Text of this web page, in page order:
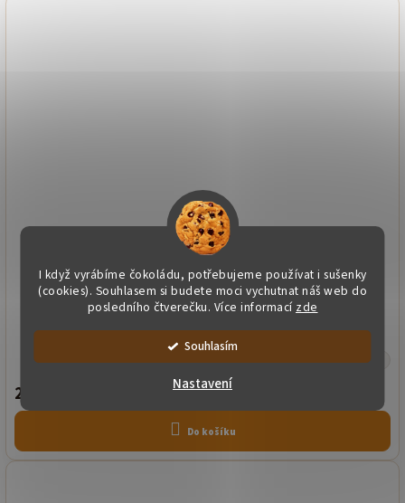
I když vyrábíme čokoládu, potřebujeme používat i sušenky
(cookies). Souhlasem si budete moci vychutnat náš web do
posledního čtverečku. Více informací zde
Souhlasím
Nastavení
Dárková krabička pralinek - Kuřátka 6 ks
Skladem
270 Kč
Do košíku